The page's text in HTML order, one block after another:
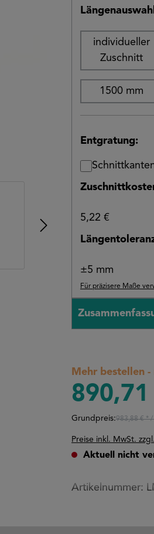
individueller
Zuschnitt
1500 mm
Entgratung:
5,22 €
±5 mm
Für präzisere Maße
Mehr bestellen
Grundpreis:983,88 €* /
Preise inkl. MwSt.
Aktuell nicht
Artikelnummer: